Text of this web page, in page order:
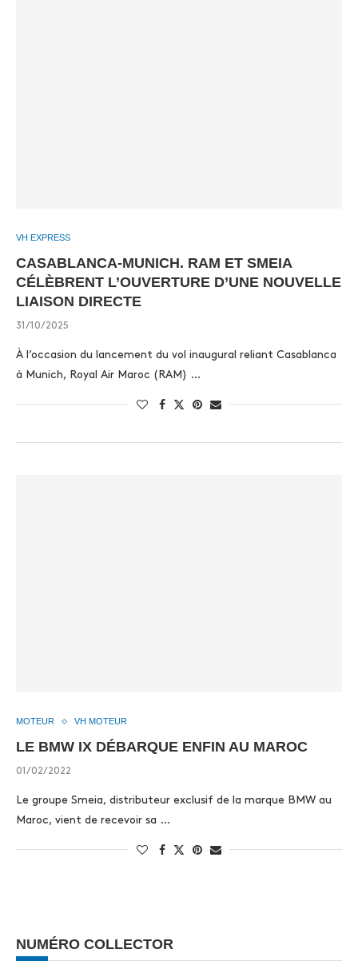
VH EXPRESS
CASABLANCA-MUNICH. RAM ET SMEIA
CÉLÈBRENT L’OUVERTURE D’UNE NOUVELLE
LIAISON DIRECTE
31/10/2025
À l’occasion du lancement du vol inaugural reliant Casablanca
à Munich, Royal Air Maroc (RAM) …
MOTEUR VH MOTEUR
LE BMW IX DÉBARQUE ENFIN AU MAROC
01/02/2022
Le groupe Smeia, distributeur exclusif de la marque BMW au
Maroc, vient de recevoir sa …
NUMÉRO COLLECTOR